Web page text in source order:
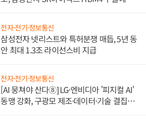
전자·전기·정보통신
삼성전자 넷리스트와 특허분쟁 매듭, 5년 동
안 최대 1.3조 라이선스비 지급
전자·전기·정보통신
[AI 뭉쳐야 산다⑧] LG·엔비디아 '피지컬 AI'
동맹 강화, 구광모 제조·데이터·기술 결집